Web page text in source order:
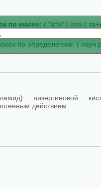
по маске: ( *а*о* ) или (
по определению: ( науч
лизергиновой
действием.